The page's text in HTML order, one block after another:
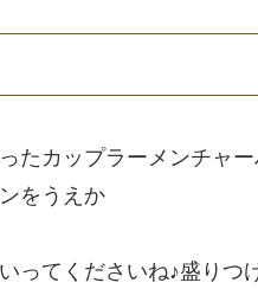
たカップラーメンチャ
をうえか
ってくださいね♪盛りつ